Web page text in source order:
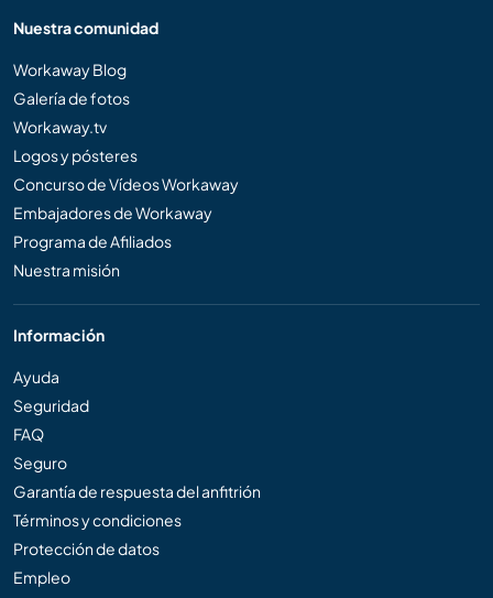
Nuestra comunidad
Workaway Blog
Galería de fotos
Workaway.tv
Logos y pósteres
Concurso de Vídeos Workaway
Embajadores de Workaway
Programa de Afiliados
Nuestra misión
Información
Ayuda
Seguridad
FAQ
Seguro
Garantía de respuesta del anfitrión
Términos y condiciones
Protección de datos
Empleo